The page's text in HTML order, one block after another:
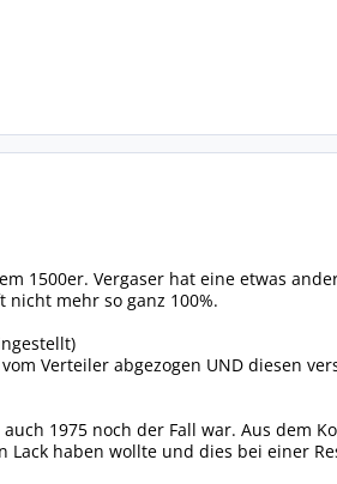
1500er. Vergaser hat eine etwas
mehr so ganz 100%.
Verteiler abgezogen UND diesen
1975 noch der Fall war. Aus dem
haben wollte und dies bei einer